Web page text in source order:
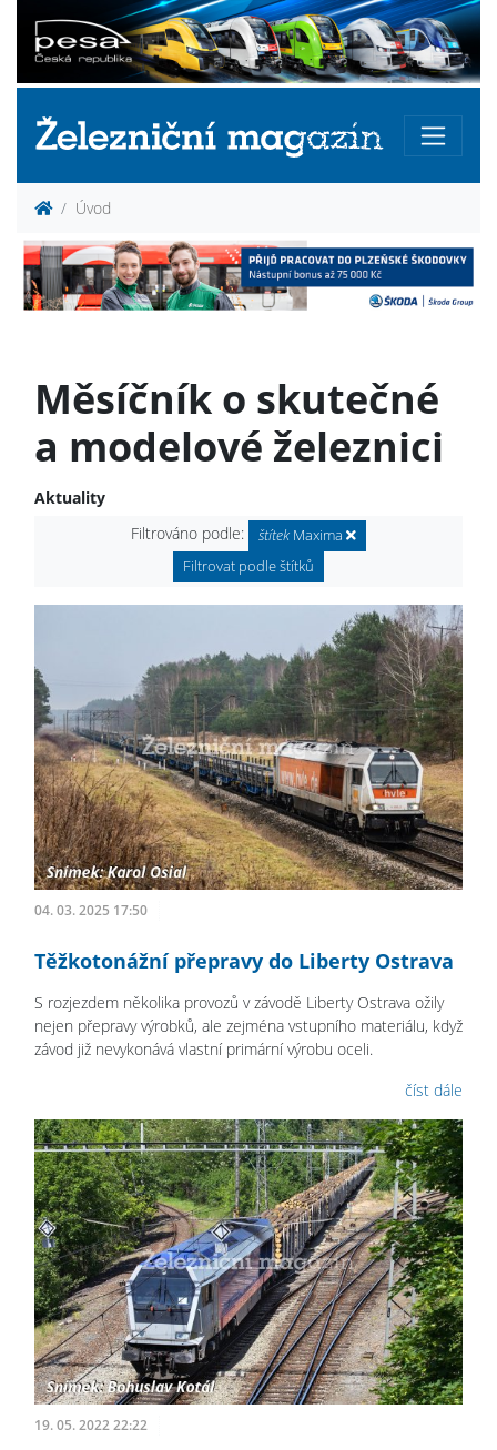
Úvod
Měsíčník o skutečné
a modelové železnici
Aktuality
Filtrováno podle:
štítek Maxima
Filtrovat podle štítků
04. 03. 2025 17:50
Těžkotonážní přepravy do Liberty Ostrava
S rozjezdem několika provozů v závodě Liberty Ostrava ožily
nejen přepravy výrobků, ale zejména vstupního materiálu, když
závod již nevykonává vlastní primární výrobu oceli.
číst dále
19. 05. 2022 22:22